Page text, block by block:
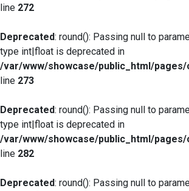
line 272
Deprecated: round(): Passing null to
type int|float is deprecated in
/var/www/showcase/public_html/pages/
line 273
Deprecated: round(): Passing null to
type int|float is deprecated in
/var/www/showcase/public_html/pages/
line 282
Deprecated: round(): Passing null to